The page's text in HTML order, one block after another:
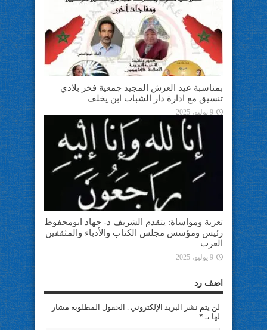
بمناسبة عيد العرش المجيد جمعية فخر بلادي
تنسيق مع ادارة دار الشباب ابن يخلف
9 يوليو، 2025
تعزية ومواساة: يتقدم الشريف د- جهاد ابومحفوظ
رئيس ومؤسس مجلس الكتاب والأدباء والمثقفين
العرب
9 يوليو، 2025
اضف رد
لن يتم نشر البريد الإلكتروني . الحقول المطلوبة مشار
لها بـ *